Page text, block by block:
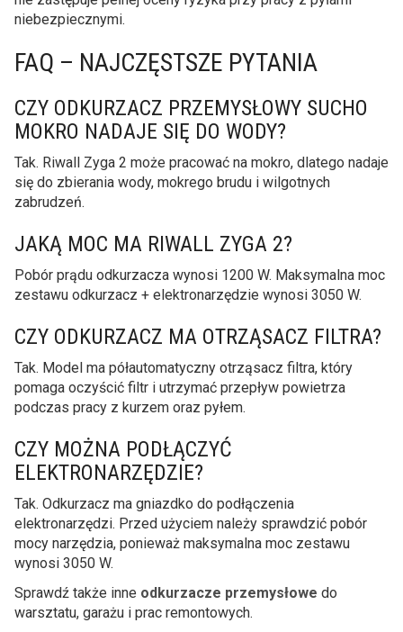
niebezpiecznymi.
FAQ – NAJCZĘSTSZE PYTANIA
CZY ODKURZACZ PRZEMYSŁOWY SUCHO
MOKRO NADAJE SIĘ DO WODY?
Tak. Riwall Zyga 2 może pracować na mokro, dlatego nadaje
się do zbierania wody, mokrego brudu i wilgotnych
zabrudzeń.
JAKĄ MOC MA RIWALL ZYGA 2?
Pobór prądu odkurzacza wynosi 1200 W. Maksymalna moc
zestawu odkurzacz + elektronarzędzie wynosi 3050 W.
CZY ODKURZACZ MA OTRZĄSACZ FILTRA?
Tak. Model ma półautomatyczny otrząsacz filtra, który
pomaga oczyścić filtr i utrzymać przepływ powietrza
podczas pracy z kurzem oraz pyłem.
CZY MOŻNA PODŁĄCZYĆ
ELEKTRONARZĘDZIE?
Tak. Odkurzacz ma gniazdko do podłączenia
elektronarzędzi. Przed użyciem należy sprawdzić pobór
mocy narzędzia, ponieważ maksymalna moc zestawu
wynosi 3050 W.
Sprawdź także inne odkurzacze przemysłowe do
warsztatu, garażu i prac remontowych.